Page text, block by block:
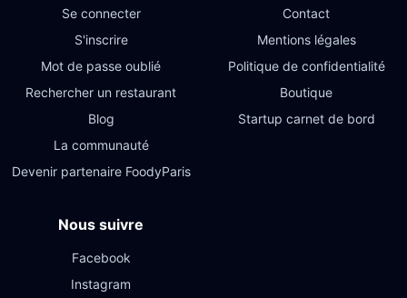
Se connecter
S'inscrire
Mot de passe oublié
Rechercher un restaurant
Blog
La communauté
Devenir partenaire FoodyParis
Contact
Mentions légales
Politique de confidentialité
Boutique
Startup carnet de bord
Nous suivre
Facebook
Instagram